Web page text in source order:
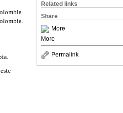
Related links
Share
More
More
Permalink